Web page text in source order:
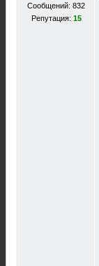
Сообщений: 832
Репутация: 15